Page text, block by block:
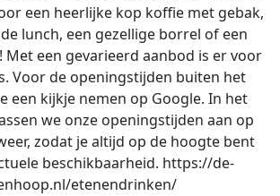
een heerlijke kop koffie met gebak,
lunch, een gezellige borrel of een
Met een gevarieerd aanbod is er voor
Voor de openingstijden buiten het
een kijkje nemen op Google. In het
we onze openingstijden aan op
zodat je altijd op de hoogte bent
beschikbaarheid. https://de-
etenendrinken/